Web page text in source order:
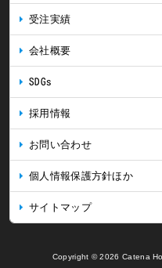
受注実績
会社概要
SDGs
採用情報
お問い合わせ
個人情報保護方針ほか
サイトマップ
Copyright © 2026 Catena